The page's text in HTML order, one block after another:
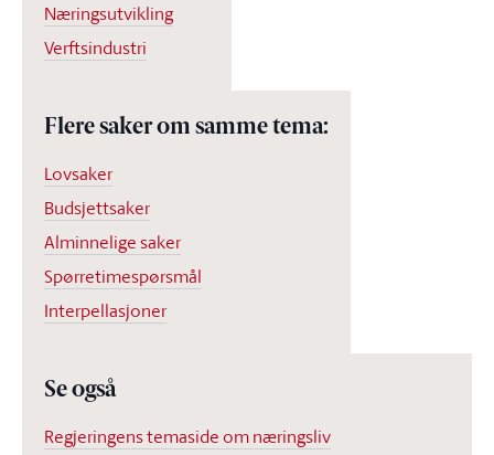
Næringsutvikling
Verftsindustri
Flere saker om samme tema:
Lovsaker
Budsjettsaker
Alminnelige saker
Spørretimespørsmål
Interpellasjoner
Se også
Regjeringens temaside om næringsliv